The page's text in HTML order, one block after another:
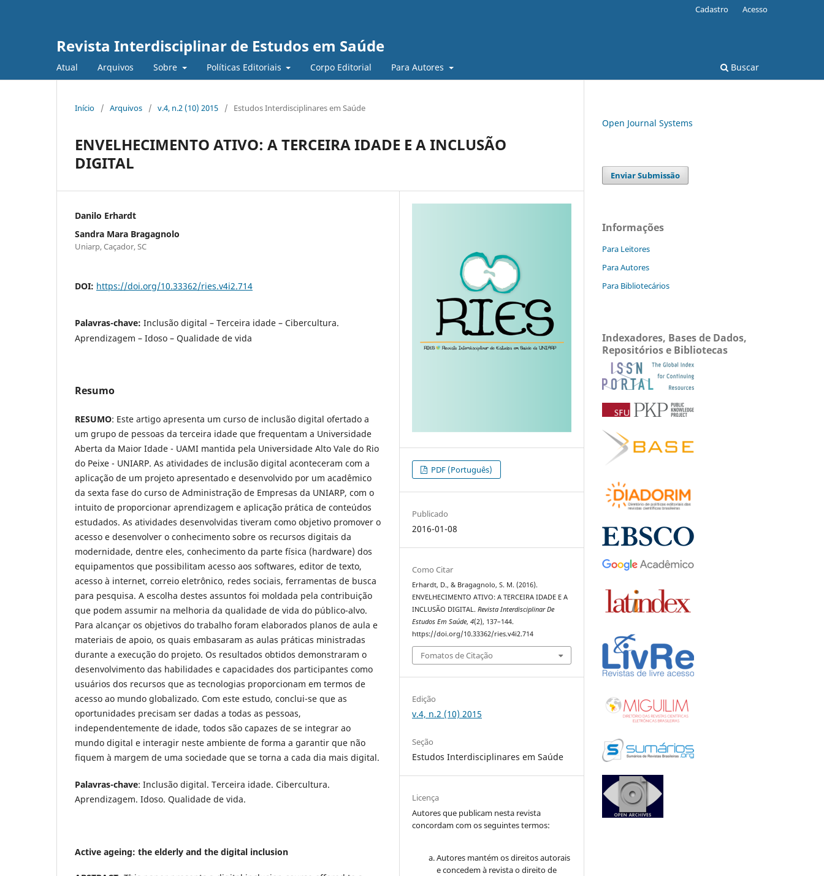
Revista Interdisciplinar de Estudos em Saúde
Atual Arquivos Sobre Políticas Editoriais Corpo Editorial Para Autores Buscar
Cadastro Acesso
Início / Arquivos / v.4, n.2 (10) 2015 / Estudos Interdisciplinares em Saúde
ENVELHECIMENTO ATIVO: A TERCEIRA IDADE E A INCLUSÃO
DIGITAL
Danilo Erhardt
Sandra Mara Bragagnolo
Uniarp, Caçador, SC
DOI: https://doi.org/10.33362/ries.v4i2.714
Palavras-chave: Inclusão digital – Terceira idade – Cibercultura.
Aprendizagem – Idoso – Qualidade de vida
Resumo
RESUMO: Este artigo apresenta um curso de inclusão digital ofertado a
um grupo de pessoas da terceira idade que frequentam a Universidade
Aberta da Maior Idade - UAMI mantida pela Universidade Alto Vale do Rio
do Peixe - UNIARP. As atividades de inclusão digital aconteceram com a
aplicação de um projeto apresentado e desenvolvido por um acadêmico
da sexta fase do curso de Administração de Empresas da UNIARP, com o
intuito de proporcionar aprendizagem e aplicação prática de conteúdos
estudados. As atividades desenvolvidas tiveram como objetivo promover o
acesso e desenvolver o conhecimento sobre os recursos digitais da
modernidade, dentre eles, conhecimento da parte física (hardware) dos
equipamentos que possibilitam acesso aos softwares, editor de texto,
acesso à internet, correio eletrônico, redes sociais, ferramentas de busca
para pesquisa. A escolha destes assuntos foi moldada pela contribuição
que podem assumir na melhoria da qualidade de vida do público-alvo.
Para alcançar os objetivos do trabalho foram elaborados planos de aula e
materiais de apoio, os quais embasaram as aulas práticas ministradas
durante a execução do projeto. Os resultados obtidos demonstraram o
desenvolvimento das habilidades e capacidades dos participantes como
usuários dos recursos que as tecnologias proporcionam em termos de
acesso ao mundo globalizado. Com este estudo, conclui-se que as
oportunidades precisam ser dadas a todas as pessoas,
independentemente de idade, todos são capazes de se integrar ao
mundo digital e interagir neste ambiente de forma a garantir que não
fiquem à margem de uma sociedade que se torna a cada dia mais digital.
Palavras-chave: Inclusão digital. Terceira idade. Cibercultura.
Aprendizagem. Idoso. Qualidade de vida.
Active ageing: the elderly and the digital inclusion
PDF (Português)
Publicado
2016-01-08
Como Citar
Erhardt, D., & Bragagnolo, S. M. (2016).
ENVELHECIMENTO ATIVO: A TERCEIRA IDADE E A
INCLUSÃO DIGITAL.Revista Interdisciplinar De
Estudos Em Saúde,4(2), 137–144.
https://doi.org/10.33362/ries.v4i2.714
Fomatos de Citação
Edição
v.4, n.2 (10) 2015
Seção
Estudos Interdisciplinares em Saúde
Licença
Autores que publicam nesta revista
concordam com os seguintes termos:
Autores mantém os direitos autorais
e concedem à revista o direito de
Open Journal Systems
Enviar Submissão
Informações
Para Leitores
Para Autores
Para Bibliotecários
Indexadores, Bases de Dados,
Repositórios e Bibliotecas